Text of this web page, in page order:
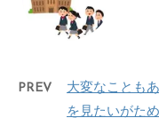
PREV
大変なことも
を見たいがた